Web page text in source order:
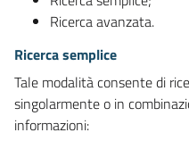
Ricerca avanzata.
Ricerca semplice
Tale modalità consente di
singolarmente o in
informazioni: